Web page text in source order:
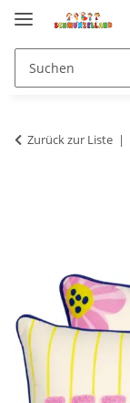
Zurück zur Liste